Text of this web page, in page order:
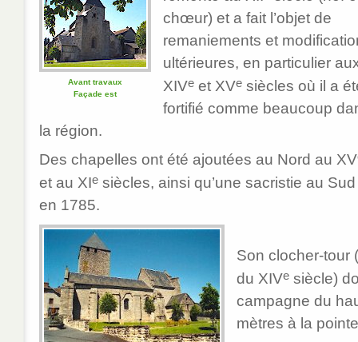
Avant travaux
Façade est
chœur) et a fait l’objet de
remaniements et
ultérieures, en particulier
XIVeet XVesiècles où il a
fortifié comme beaucoup
la région.
Des chapelles ont été ajoutées au Nord au XV
et au XIesiècles, ainsi qu’une sacristie au Sud
en 1785.
Son clocher-tour
du XIVesiècle)
campagne du
mètres à la